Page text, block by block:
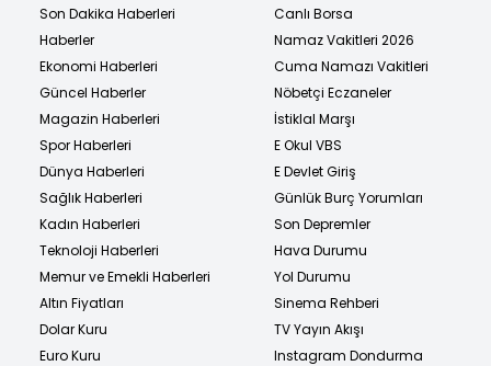
Son Dakika Haberleri
Haberler
Ekonomi Haberleri
Güncel Haberler
Magazin Haberleri
Spor Haberleri
Dünya Haberleri
Sağlık Haberleri
Kadın Haberleri
Teknoloji Haberleri
Memur ve Emekli Haberleri
Altın Fiyatları
Dolar Kuru
Euro Kuru
Canlı Borsa
Namaz Vakitleri 2026
Cuma Namazı Vakitleri
Nöbetçi Eczaneler
İstiklal Marşı
E Okul VBS
E Devlet Giriş
Günlük Burç Yorumları
Son Depremler
Hava Durumu
Yol Durumu
Sinema Rehberi
TV Yayın Akışı
Instagram Dondurma